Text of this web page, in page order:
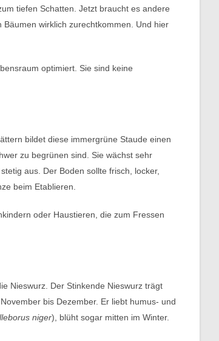
tiefen Schatten. Jetzt braucht es andere
wirklich zurechtkommen. Und hier
optimiert. Sie sind keine
bildet diese immergrüne Staude einen
zu begrünen sind. Sie wächst sehr
aus. Der Boden sollte frisch, locker,
beim Etablieren.
oder Haustieren, die zum Fressen
Nieswurz. Der Stinkende Nieswurz trägt
bis Dezember. Er liebt humus- und
niger), blüht sogar mitten im Winter.